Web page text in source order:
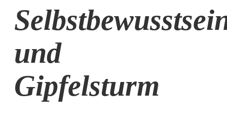
und
Gipfelsturm